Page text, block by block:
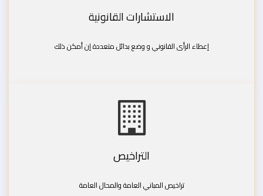
الاستشارات القانونية
إعطاء الرأى القانوني و وضع بدائل متعددة إن أمكن ذلك
التراخيص
تراخيص المباني العامة والمحال العامة